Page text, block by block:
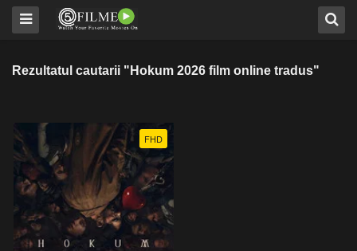
Rezultatul cautarii "Hokum 2026 film online tradus"
FHD